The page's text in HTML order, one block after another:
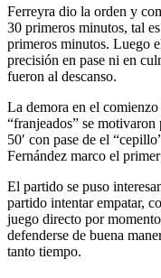
Ferreyra dio la orden y
30 primeros minutos, tal
primeros minutos. Luego
precisión en pase ni en
fueron al descanso.
La demora en el
“franjeados” se
50′ con pase de el
Fernández marco el
El partido se puso
partido intentar empatar,
juego directo por
defenderse de buena
tanto tiempo.